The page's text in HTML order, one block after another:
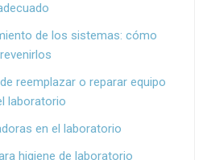
de los sistemas: cómo
reemplazar o reparar equipo
laboratorio
en el laboratorio
higiene de laboratorio